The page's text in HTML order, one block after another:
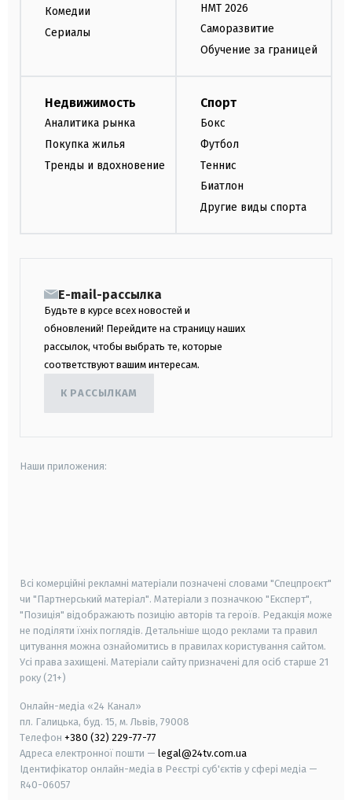
Комедии
Сериалы
НМТ 2026
Саморазвитие
Обучение за границей
Недвижимость
Аналитика рынка
Покупка жилья
Тренды и вдохновение
Спорт
Бокс
Футбол
Теннис
Биатлон
Другие виды спорта
E-mail-рассылка
Будьте в курсе всех новостей и
обновлений! Перейдите на страницу наших
рассылок, чтобы выбрать те, которые
соответствуют вашим интересам.
К РАССЫЛКАМ
Наши приложения:
Всі комерційні рекламні матеріали позначені словами "Спецпроєкт"
чи "Партнерський матеріал". Матеріали з позначкою "Експерт",
"Позиція" відображають позицію авторів та героїв. Редакція може
не поділяти їхніх поглядів. Детальніше щодо реклами та правил
цитування можна ознайомитись в правилах користування сайтом.
Усі права захищені. Матеріали сайту призначені для осіб старше 21
року (21+)
Онлайн-медіа «24 Канал»
пл. Галицька, буд. 15, м. Львів, 79008
Телефон +380 (32) 229-77-77
Адреса електронної пошти — legal@24tv.com.ua
Ідентифікатор онлайн-медіа в Реєстрі суб'єктів у сфері медіа —
R40-06057